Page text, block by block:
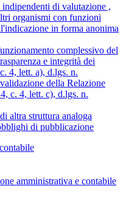
di valutazione ,
organismi con funzioni
in forma anonima
complessivo del
e integrità dei
4, lett. a), d.lgs. n.
della Relazione
c. 4, lett. c), d.lgs. n.
altra struttura analoga
di pubblicazione
amministrativa e contabile